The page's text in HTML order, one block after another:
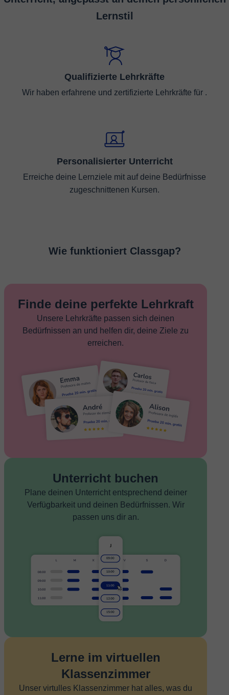
Lernstil
Qualifizierte Lehrkräfte
Wir haben erfahrene und zertifizierte Lehrkräfte für .
Personalisierter Unterricht
Erreiche deine Lernziele mit auf deine Bedürfnisse
zugeschnittenen Kursen.
Wie funktioniert Classgap?
Finde deine perfekte Lehrkraft
Unsere Lehrkräfte passen sich deinen
Bedürfnissen an und helfen dir, deine Ziele zu
erreichen.
Unterricht buchen
Plane deinen Unterricht entsprechend deiner
Verfügbarkeit und deinen Bedürfnissen. Wir
passen uns dir an.
Lerne im virtuellen
Klassenzimmer
Unser virtulles Klassenzimmer hat alles, was du